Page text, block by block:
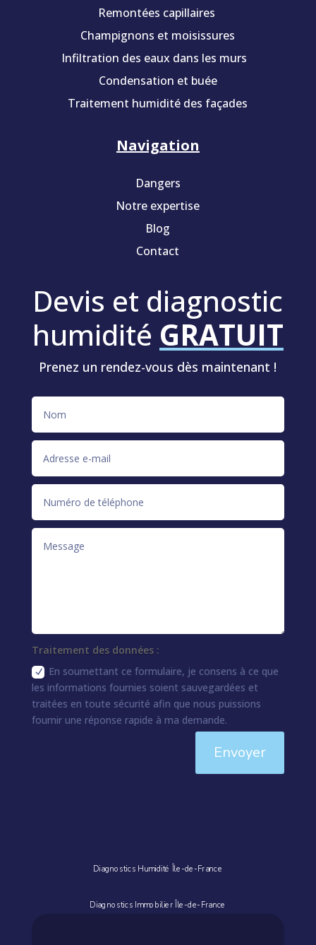
Remontées capillaires
Champignons et moisissures
Infiltration des eaux dans les murs
Condensation et buée
Traitement humidité des façades
Navigation
Dangers
Notre expertise
Blog
Contact
Devis et diagnostic
humidité GRATUIT
Prenez un rendez-vous dès maintenant !
Traitement des données :
En soumettant ce formulaire, je consens à ce que
les informations fournies soient sauvegardées et
traitées en toute sécurité afin que nous puissions
fournir une réponse rapide à ma demande.
Envoyer
Diagnostics Humidité Île-de-France
Diagnostics Immobilier Île-de-France